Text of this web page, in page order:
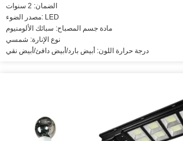
الضمان: 2 سنوات
مصدر الضوء: LED
مادة جسم المصباح: سبائك الألومنيوم
نوع الإنارة: شمسي
درجة حرارة اللون: أبيض بارد/أبيض دافئ/أبيض نقي